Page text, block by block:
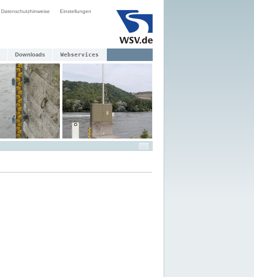
Datenschutzhinweise Einstellungen
Downloads Webservices